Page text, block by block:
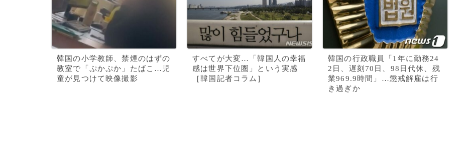
韓国の小学教師、禁煙のはずの
教室で「ぷかぷか」たばこ…児
童が見つけて映像撮影
すべてが大変…「韓国人の幸福
感は世界下位圏」という実感
［韓国記者コラム］
韓国の行政職員「1年に勤務24
2日、遅刻70日、98日代休、残
業969.9時間」…懲戒解雇は行
き過ぎか